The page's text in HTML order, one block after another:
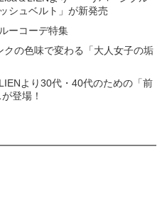
シュベルト」が新発売
ーコーデ特集
の色味で変わる「大人女子の垢
より30代・40代のための「前
登場！